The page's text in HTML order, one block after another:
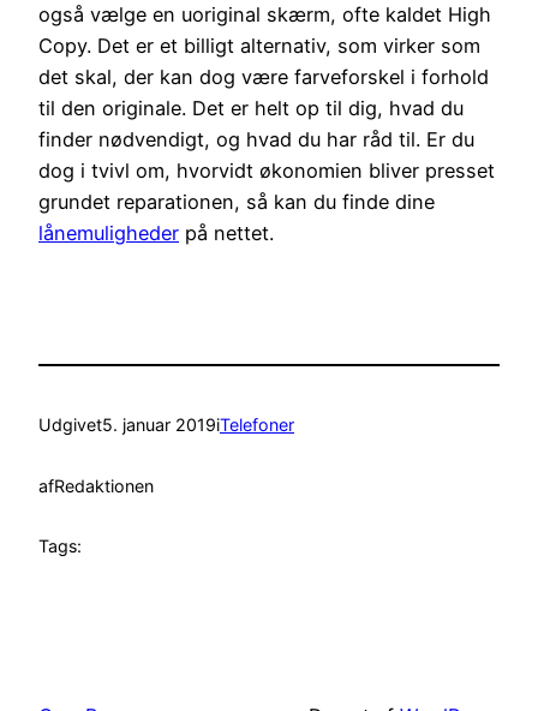
også vælge en uoriginal skærm, ofte kaldet High
Copy. Det er et billigt alternativ, som virker som
det skal, der kan dog være farveforskel i forhold
til den originale. Det er helt op til dig, hvad du
finder nødvendigt, og hvad du har råd til. Er du
dog i tvivl om, hvorvidt økonomien bliver presset
grundet reparationen, så kan du finde dine
lånemuligheder på nettet.
Udgivet5. januar 2019iTelefoner
afRedaktionen
Tags: